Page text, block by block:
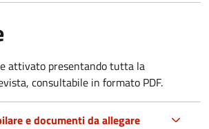
attivato presentando tutta la
consultabile in formato PDF.
e documenti da allegare